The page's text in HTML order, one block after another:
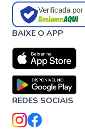
Verificada por
BAIXE O APP
REDES SOCIAIS